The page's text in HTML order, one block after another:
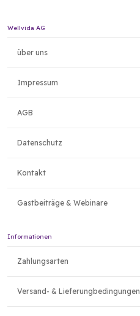
Wellvida AG
über uns
Impressum
AGB
Datenschutz
Kontakt
Gastbeiträge & Webinare
Informationen
Zahlungsarten
Versand- & Lieferungbedingungen